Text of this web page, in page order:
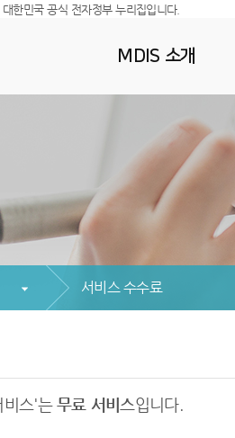
한민국 공식 전자정부 누리집입니다.
MDIS 소개
서비스 수수료
비스'는무료 서비스입니다.